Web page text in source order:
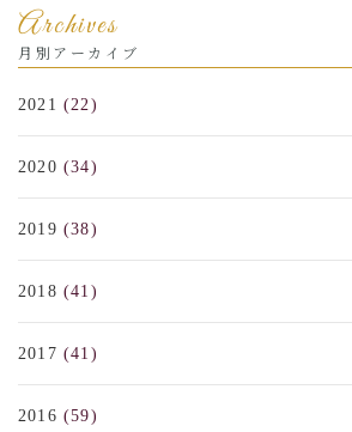
Archives
月別アーカイブ
2021 (22)
2020 (34)
2019 (38)
2018 (41)
2017 (41)
2016 (59)